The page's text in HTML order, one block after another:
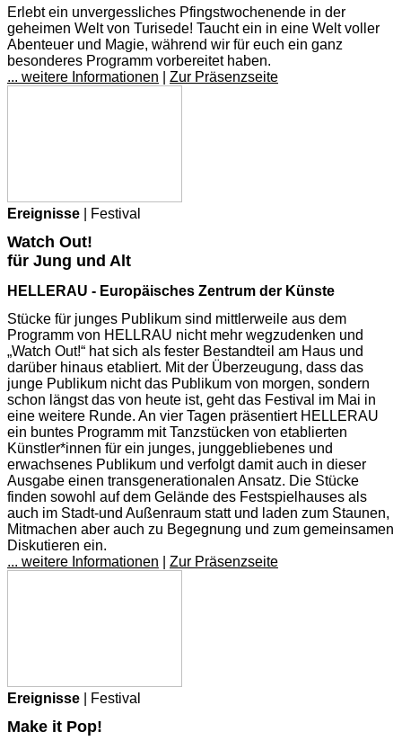
Erlebt ein unvergessliches Pfingstwochenende in der
geheimen Welt von Turisede! Taucht ein in eine Welt voller
Abenteuer und Magie, während wir für euch ein ganz
besonderes Programm vorbereitet haben.
... weitere Informationen
Zur Präsenzseite
Ereignisse | Festival
Watch Out!
für Jung und Alt
HELLERAU - Europäisches Zentrum der Künste
Stücke für junges Publikum sind mittlerweile aus dem
Programm von HELLRAU nicht mehr wegzudenken und
„Watch Out!“ hat sich als fester Bestandteil am Haus und
darüber hinaus etabliert. Mit der Überzeugung, dass das
junge Publikum nicht das Publikum von morgen, sondern
schon längst das von heute ist, geht das Festival im Mai in
eine weitere Runde. An vier Tagen präsentiert HELLERAU
ein buntes Programm mit Tanzstücken von etablierten
Künstler*innen für ein junges, junggebliebenes und
erwachsenes Publikum und verfolgt damit auch in dieser
Ausgabe einen transgenerationalen Ansatz. Die Stücke
finden sowohl auf dem Gelände des Festspielhauses als
auch im Stadt-und Außenraum statt und laden zum Staunen,
Mitmachen aber auch zu Begegnung und zum gemeinsamen
Diskutieren ein.
... weitere Informationen
Zur Präsenzseite
Ereignisse | Festival
Make it Pop!